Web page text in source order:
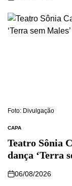
Foto: Divulgação
CAPA
Teatro Sônia
dança ‘Terra
06/08/2026